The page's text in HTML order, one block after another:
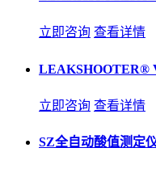
立即咨询 查看详情
LEAKSHOOTER®
立即咨询 查看详情
SZ全自动酸值测定